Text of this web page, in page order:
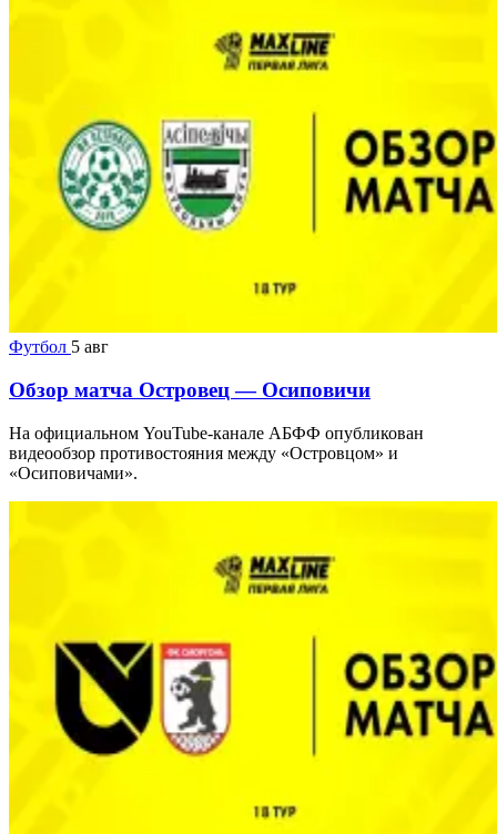
Футбол 5 авг
Обзор матча Островец — Осиповичи
На официальном YouTube-канале АБФФ опубликован
видеообзор противостояния между «Островцом» и
«Осиповичами».